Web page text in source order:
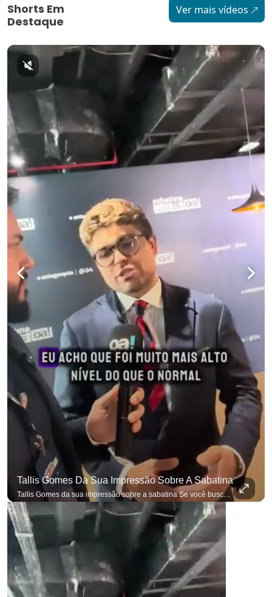
Shorts Em
Destaque
Ver mais vídeos
Tallis Gomes Da Sua Impressão Sobre A Sabatina
Tallis Gomes da sua impressão sobre a sabatina Se você busca informação com credibilidade, inscreva-se agora e ative o